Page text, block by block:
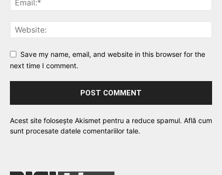
Save my name, email, and website in this browser for the
next time I comment.
Acest site folosește Akismet pentru a reduce spamul. Află cum
sunt procesate datele comentariilor tale.